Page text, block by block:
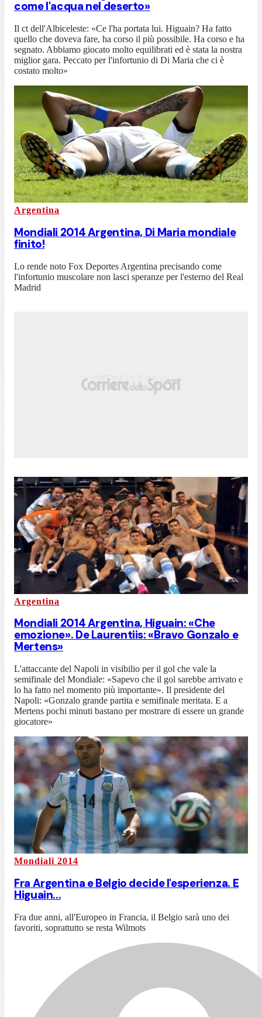
come l'acqua nel deserto»
Il ct dell'Albiceleste: «Ce l'ha portata lui. Higuain? Ha fatto
quello che doveva fare, ha corso il più possibile. Ha corso e ha
segnato. Abbiamo giocato molto equilibrati ed è stata la nostra
miglior gara. Peccato per l'infortunio di Di Maria che ci è
costato molto»
Argentina
Mondiali 2014 Argentina, Di Maria mondiale
finito!
Lo rende noto Fox Deportes Argentina precisando come
l'infortunio muscolare non lasci speranze per l'esterno del Real
Madrid
Argentina
Mondiali 2014 Argentina, Higuain: «Che
emozione». De Laurentiis: «Bravo Gonzalo e
Mertens»
L'attaccante del Napoli in visibilio per il gol che vale la
semifinale del Mondiale: «Sapevo che il gol sarebbe arrivato e
lo ha fatto nel momento più importante». Il presidente del
Napoli: «Gonzalo grande partita e semifinale meritata. E a
Mertens pochi minuti bastano per mostrare di essere un grande
giocatore»
Mondiali 2014
Fra Argentina e Belgio decide l'esperienza. E
Higuain...
Fra due anni, all'Europeo in Francia, il Belgio sarà uno dei
favoriti, soprattutto se resta Wilmots